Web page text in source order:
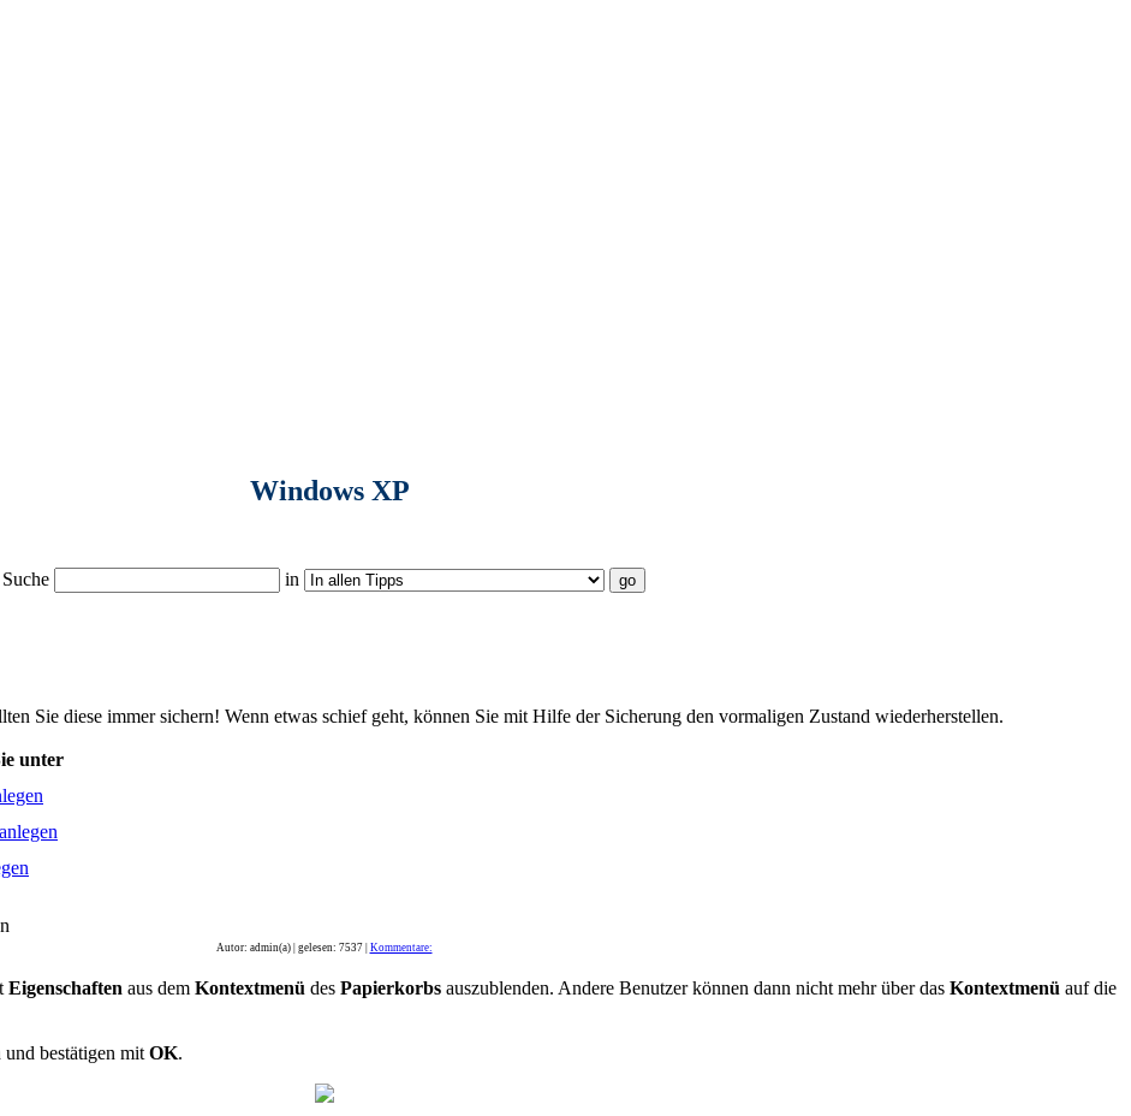
Windows XP
Suche in
Sie diese immer sichern! Wenn etwas schief geht, können Sie mit Hilfe der Sicherung den vormaligen Zustand wiederherstellen.
unter
Autor: admin(a) | gelesen: 7537 | Kommentare:
Eigenschaften aus dem Kontextmenü des Papierkorbs auszublenden. Andere Benutzer können dann nicht mehr über das Kontextmenü auf die
und bestätigen mit OK.